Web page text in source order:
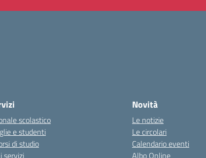
scolastico
e studenti
di studio
servizi
Novità
Le notizie
Le circolari
Calendario eventi
Albo Online